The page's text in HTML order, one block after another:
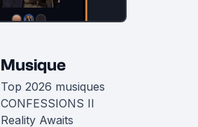
Musique
Top 2026 musiques
CONFESSIONS II
Reality Awaits